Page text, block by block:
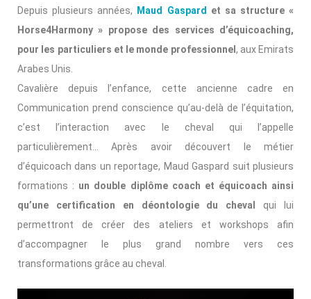
Depuis plusieurs années, Maud Gaspard et sa structure «
Horse4Harmony » propose des services d’équicoaching,
pour les particuliers et le monde professionnel , aux Emirats
Arabes Unis.
Cavalière depuis l’enfance, cette ancienne cadre en
Communication prend conscience qu’au-delà de l’équitation,
c’est l’interaction avec le cheval qui l’appelle
particulièrement… Après avoir découvert le métier
d’équicoach dans un reportage, Maud Gaspard suit plusieurs
formations : un double diplôme coach et équicoach ainsi
qu’une certification en déontologie du cheval
qui lui
permettront de créer des ateliers et workshops afin
d’accompagner le plus grand nombre vers ces
transformations grâce au cheval.